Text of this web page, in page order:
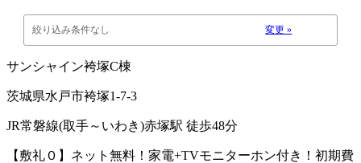
絞り込み条件なし 変更 »
サンシャイン袴塚C棟
茨城県水戸市袴塚1-7-3
JR常磐線(取手～いわき)赤塚駅 徒歩48分
【敷礼０】ネット無料！家電+TVモニターホン付き！初期費